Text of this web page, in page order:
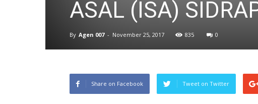
ASAL (ISA)
By Agen 007 - November 25, 2017 835 0
Share on Facebook Tweet on Twitter